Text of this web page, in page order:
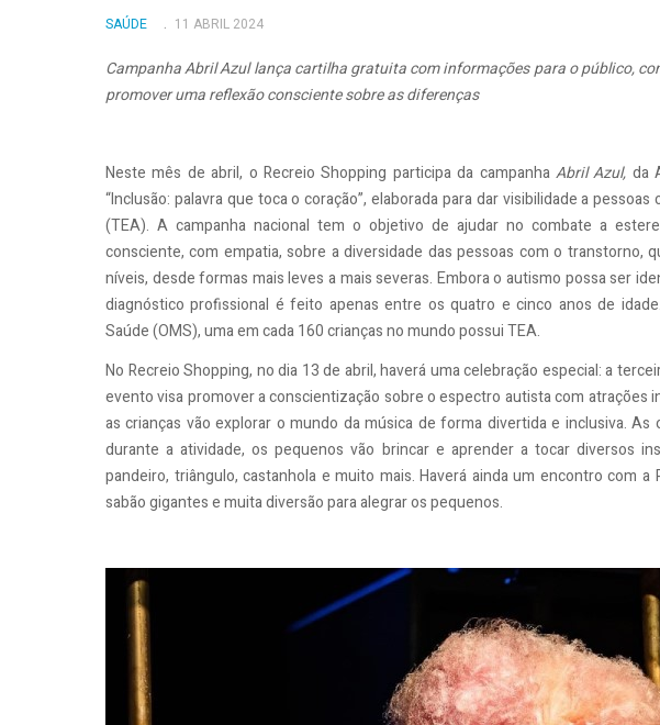
SAÚDE 11 ABRIL 2024
Campanha Abril Azul lança cartilha gratuita com informações para o público,
promover uma reflexão consciente sobre as diferenças
Neste mês de abril, o Recreio Shopping participa da campanhaAbril Azul, da
“Inclusão: palavra que toca o coração”, elaborada para dar visibilidade a
(TEA). A campanha nacional tem o objetivo de ajudar no combate a
consciente, com empatia, sobre a diversidade das pessoas com o transtorno,
níveis, desde formas mais leves a mais severas. Embora o autismo possa ser
diagnóstico profissional é feito apenas entre os quatro e cinco anos de
Saúde (OMS), uma em cada 160 crianças no mundo possui TEA.
No Recreio Shopping, no dia 13 de abril, haverá uma celebração especial: a
evento visa promover a conscientização sobre o espectro autista com atrações
as crianças vão explorar o mundo da música de forma divertida e inclusiva.
durante a atividade, os pequenos vão brincar e aprender a tocar diversos
pandeiro, triângulo, castanhola e muito mais. Haverá ainda um encontro com a
sabão gigantes e muita diversão para alegrar os pequenos.